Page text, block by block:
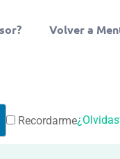
Volver a
Recordarme